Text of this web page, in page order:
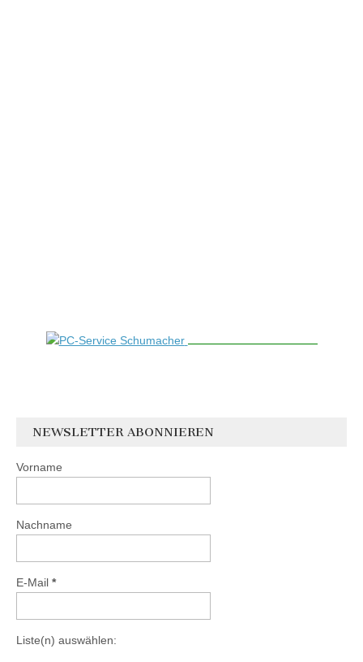
NEWSLETTER ABONNIEREN
Vorname
Nachname
E-Mail *
Liste(n) auswählen: